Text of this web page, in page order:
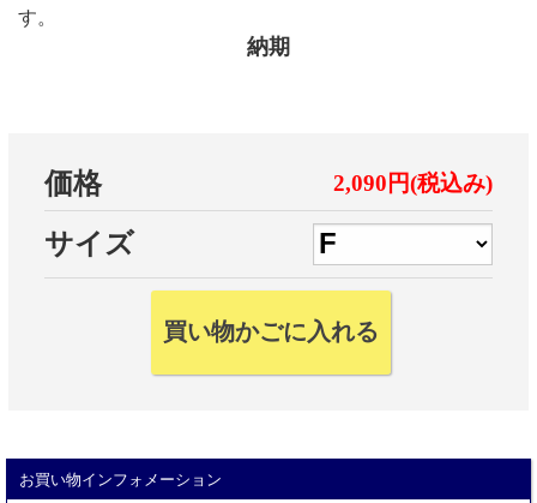
す。
納期
価格 2,090円(税込み)
サイズ
お買い物インフォメーション